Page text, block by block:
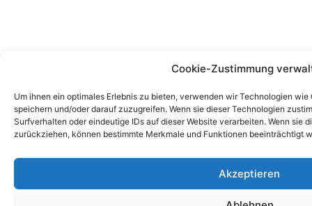
Cookie-Zustimmung
Um ihnen ein optimales Erlebnis zu bieten, verwenden wir Technologien
speichern und/oder darauf zuzugreifen. Wenn sie dieser Technologien
Surfverhalten oder eindeutige IDs auf dieser Website verarbeiten. Wenn sie
zurückziehen, können bestimmte Merkmale und Funktionen beeinträchtigt
Akzeptieren